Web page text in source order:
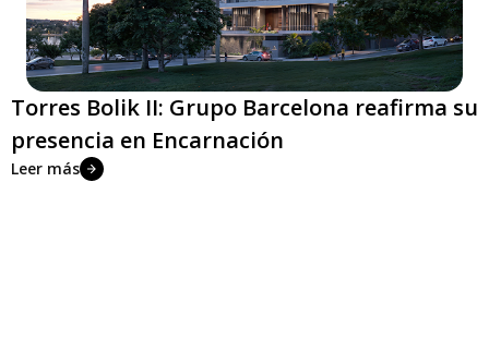
Torres Bolik II: Grupo Barcelona reafirma su
presencia en Encarnación
Leer más